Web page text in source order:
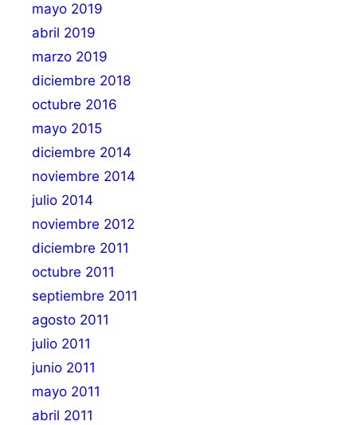
mayo 2019
abril 2019
marzo 2019
diciembre 2018
octubre 2016
mayo 2015
diciembre 2014
noviembre 2014
julio 2014
noviembre 2012
diciembre 2011
octubre 2011
septiembre 2011
agosto 2011
julio 2011
junio 2011
mayo 2011
abril 2011